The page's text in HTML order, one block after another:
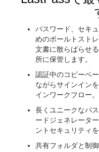
パスワード、セキ
めのボールトスト
文書に散らばらせ
所に保管します。
認証中のコピーペ
ながらサインイン
インワークフロー。
長くユニークなパ
ードジェネレータ
ントセキュリティ
共有フォルダと制